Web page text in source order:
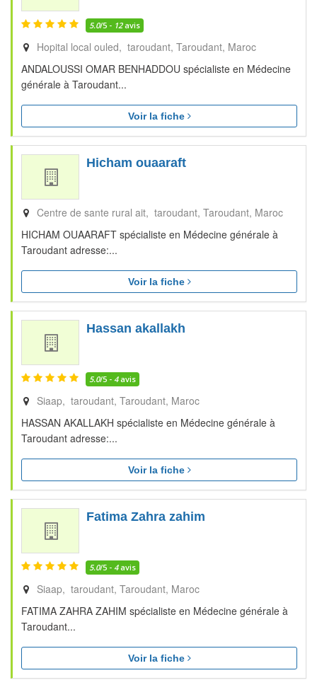
5.0/5 - 12avis
Hopital local ouled, taroudant Taroudant Maroc
ANDALOUSSI OMAR BENHADDOU spécialiste en Médecine
générale à Taroudant...
Voir la fiche
Hicham ouaaraft
Centre de sante rural ait, taroudant Taroudant Maroc
HICHAM OUAARAFT spécialiste en Médecine générale à
Taroudant adresse:...
Voir la fiche
Hassan akallakh
5.0/5 - 4avis
Siaap, taroudant Taroudant Maroc
HASSAN AKALLAKH spécialiste en Médecine générale à
Taroudant adresse:...
Voir la fiche
Fatima Zahra zahim
5.0/5 - 4avis
Siaap, taroudant Taroudant Maroc
FATIMA ZAHRA ZAHIM spécialiste en Médecine générale à
Taroudant...
Voir la fiche